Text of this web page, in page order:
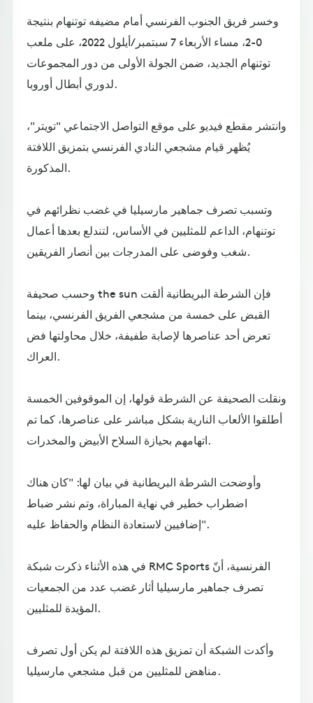
وخسر فريق الجنوب الفرنسي أمام مضيفه توتنهام بنتيجة
0-2، مساء الأربعاء 7 سبتمبر/أيلول 2022، على ملعب
توتنهام الجديد، ضمن الجولة الأولى من دور المجموعات
لدوري أبطال أوروبا.
وانتشر مقطع فيديو على موقع التواصل الاجتماعي "تويتر"،
يُظهر قيام مشجعي النادي الفرنسي بتمزيق اللافتة
المذكورة.
وتسبب تصرف جماهير مارسيليا في غضب نظرائهم في
توتنهام، الداعم للمثليين في الأساس، لتندلع بعدها أعمال
شغب وفوضى على المدرجات بين أنصار الفريقين.
وحسب صحيفة the sun فإن الشرطة البريطانية ألقت
القبض على خمسة من مشجعي الفريق الفرنسي، بينما
تعرض أحد عناصرها لإصابة طفيفة، خلال محاولتها فض
العراك.
ونقلت الصحيفة عن الشرطة قولها، إن الموقوفين الخمسة
أطلقوا الألعاب النارية بشكل مباشر على عناصرها، كما تم
اتهامهم بحيازة السلاح الأبيض والمخدرات.
وأوضحت الشرطة البريطانية في بيان لها: "كان هناك
اضطراب خطير في نهاية المباراة، وتم نشر ضباط
إضافيين لاستعادة النظام والحفاظ عليه".
في هذه الأثناء ذكرت شبكة RMC Sports الفرنسية، أنّ
تصرف جماهير مارسيليا أثار غضب عدد من الجمعيات
المؤيدة للمثليين.
وأكدت الشبكة أن تمزيق هذه اللافتة لم يكن أول تصرف
مناهض للمثليين من قبل مشجعي مارسيليا.